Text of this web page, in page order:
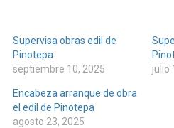
Supervisa obras edil de
Pinotepa
septiembre 10, 2025
julio
Encabeza arranque de obra
el edil de Pinotepa
agosto 23, 2025